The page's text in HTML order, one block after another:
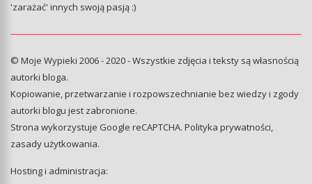
'zarażać' innych swoją pasją :)
© Moje Wypieki 2006 - 2020 - Wszystkie zdjęcia i teksty są własnością
autorki bloga.
Kopiowanie, przetwarzanie i rozpowszechnianie bez wiedzy i zgody
autorki blogu jest zabronione.
Strona wykorzystuje Google reCAPTCHA. Polityka prywatności,
zasady użytkowania.
Hosting i administracja: